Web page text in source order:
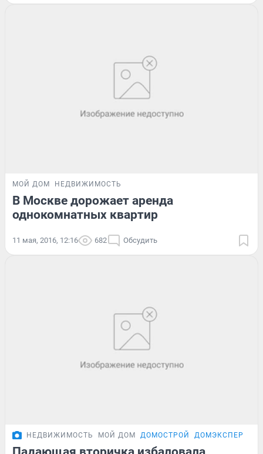
МОЙ ДОМ НЕДВИЖИМОСТЬ
В Москве дорожает аренда
однокомнатных квартир
11 мая, 2016, 12:16 682 Обсудить
НЕДВИЖИМОСТЬ МОЙ ДОМ ДОМОСТРОЙ ДОМЭКСПЕРТ